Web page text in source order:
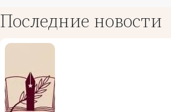
Последние новости